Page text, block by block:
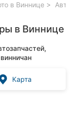
в Виннице
в Виннице
Карта